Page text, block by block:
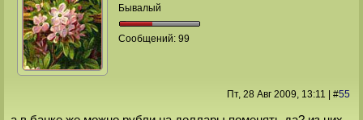
Бывалый
Сообщений:99
Пт, 28 Авг 2009, 13:11 #55